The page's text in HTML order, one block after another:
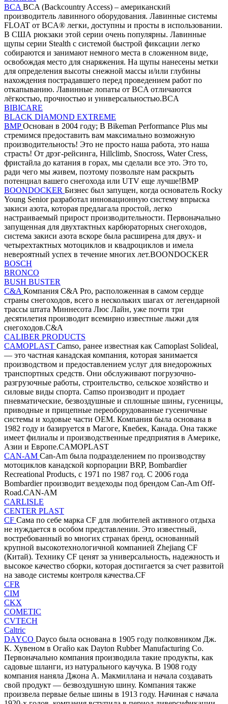
BCA BCA (Backcountry Access) – американский
производитель лавинного оборудования. Лавинные системы
FLOAT от BCA® легки, доступны и просты в использовании.
В США рюкзаки этой серии очень популярны. Лавинные
щупы серии Stealth с системой быстрой фиксации легко
собираются и занимают немного места в сложенном виде,
освобождая место для снаряжения. На щупы нанесены метки
для определения высоты снежной массы и/или глубины
нахождения пострадавшего перед проведением работ по
откапыванию. Лавинные лопаты от BCA отличаются
лёгкостью, прочностью и универсальностью.BCA
BIBICARE
BLACK DIAMOND EXTREME
BMPОснован в 2004 году; В Bikeman Performance Plus мы
стремимся предоставить вам максимально возможную
производительность! Это не просто наша работа, это наша
страсть! От дрэг-рейсинга, Hillclimb, Snocross, Water Cress,
фристайла до катания в горах, мы сделали все это. Это то,
ради чего мы живем, поэтому позвольте нам раскрыть
потенциал вашего снегохода или UTV еще лучше!BMP
BOONDOCKER Бизнес был запущен, когда основатель Rocky
Young Senior разработал инновационную систему впрыска
закиси азота, которая предлагала простой, легко
настраиваемый прирост производительности. Первоначально
запущенная для двухтактных карбюраторных снегоходов,
система закиси азота вскоре была расширена для двух- и
четырехтактных мотоциклов и квадроциклов и имела
невероятный успех в течение многих лет.BOONDOCKER
BOSCH
BRONCO
BUSH BUSTER
C&A Компания C&A Pro, расположенная в самом сердце
страны снегоходов, всего в нескольких шагах от легендарной
трассы штата Миннесота Люс Лайн, уже почти три
десятилетия производит всемирно известные лыжи для
снегоходов.C&A
CALIBER PRODUCTS
CAMOPLAST Camso, ранее известная как Camoplast Solideal,
— это частная канадская компания, которая занимается
производством и предоставлением услуг для внедорожных
транспортных средств. Они обслуживают погрузочно-
разгрузочные работы, строительство, сельское хозяйство и
силовые виды спорта. Camso производит и продает
пневматические, безвоздушные и сплошные шины, гусеницы,
приводные и прицепные переоборудованные гусеничные
системы и ходовые части OEM. Компания была основана в
1982 году и базируется в Магоге, Квебек, Канада. Она также
имеет филиалы и производственные предприятия в Америке,
Азии и Европе.CAMOPLAST
CAN-AM Can-Am была подразделением по производству
мотоциклов канадской корпорации BRP, Bombardier
Recreational Products, с 1971 по 1987 год. С 2006 года
Bombardier производит вездеходы под брендом Can-Am Off-
Road.CAN-AM
CARLISLE
CENTER PLAST
CF Сама по себе марка CF для любителей активного отдыха
не нуждается в особом представлении. Это известный,
востребованный во многих странах бренд, основанный
крупной высокотехнологичной компанией Zhejiang CF
(Китай). Технику CF ценят за универсальность, надежность и
высокое качество сборки, которая достигается за счет развитой
на заводе системы контроля качества.CF
CFR
CIM
CKX
COMETIC
CVTECH
Caltric
DAYCO Dayco была основана в 1905 году полковником Дж.
К. Хувеном в Огайо как Dayton Rubber Manufacturing Co.
Первоначально компания производила такие продукты, как
садовые шланги, из натурального каучука. В 1908 году
компания наняла Джона А. Макмиллана и начала создавать
свой продукт — безвоздушную шину. Компания также
произвела первые белые шины в 1913 году. Начиная с начала